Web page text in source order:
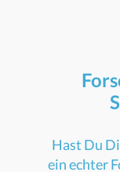
Hast Du
ein echter